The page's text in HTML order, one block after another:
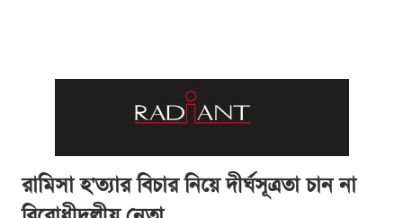
রামিসা হ'ত্যার বিচার নিয়ে দীর্ঘসূত্রতা চান না